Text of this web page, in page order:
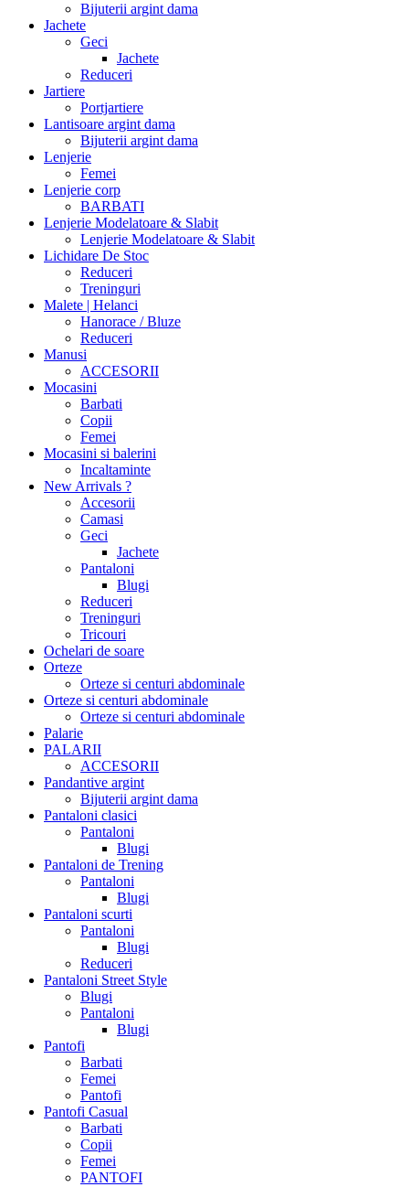
Bijuterii argint dama
Jachete
Geci
Jachete
Reduceri
Jartiere
Portjartiere
Lantisoare argint dama
Bijuterii argint dama
Lenjerie
Femei
Lenjerie corp
BARBATI
Lenjerie Modelatoare & Slabit
Lenjerie Modelatoare & Slabit
Lichidare De Stoc
Reduceri
Treninguri
Malete | Helanci
Hanorace / Bluze
Reduceri
Manusi
ACCESORII
Mocasini
Barbati
Copii
Femei
Mocasini si balerini
Incaltaminte
New Arrivals ?
Accesorii
Camasi
Geci
Jachete
Pantaloni
Blugi
Reduceri
Treninguri
Tricouri
Ochelari de soare
Orteze
Orteze si centuri abdominale
Orteze si centuri abdominale
Orteze si centuri abdominale
Palarie
PALARII
ACCESORII
Pandantive argint
Bijuterii argint dama
Pantaloni clasici
Pantaloni
Blugi
Pantaloni de Trening
Pantaloni
Blugi
Pantaloni scurti
Pantaloni
Blugi
Reduceri
Pantaloni Street Style
Blugi
Pantaloni
Blugi
Pantofi
Barbati
Femei
Pantofi
Pantofi Casual
Barbati
Copii
Femei
PANTOFI